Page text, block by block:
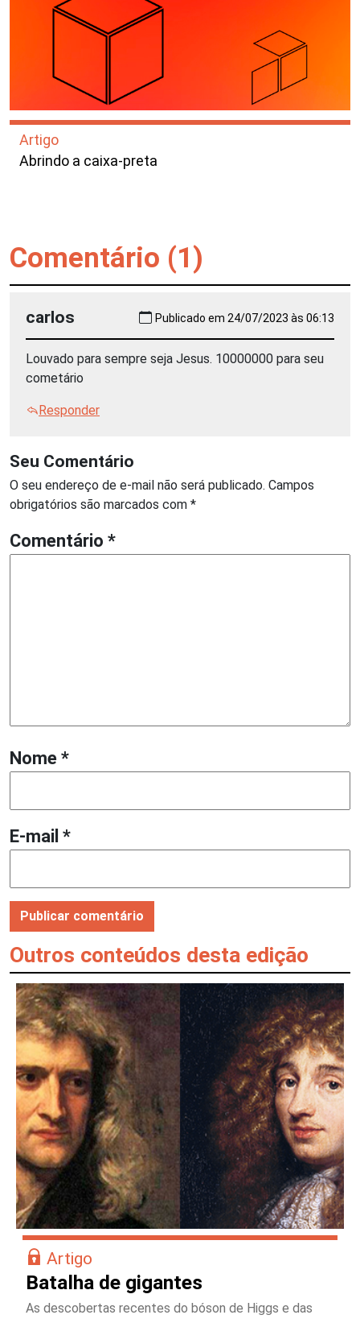
Artigo
Abrindo a caixa-preta
Comentário (1)
carlos Publicado em 24/07/2023 às 06:13
Louvado para sempre seja Jesus. 10000000 para seu
cometário
Responder
Seu Comentário
O seu endereço de e-mail não será publicado. Campos
obrigatórios são marcados com *
Comentário *
Nome *
E-mail *
Outros conteúdos desta edição
Artigo
Batalha de gigantes
As descobertas recentes do bóson de Higgs e das